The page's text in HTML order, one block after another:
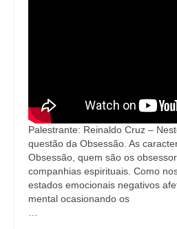
Palestrante: Reinaldo Cruz –
questão da Obsessão. As
Obsessão, quem são os
companhias espirituais. Como
estados emocionais negativos
mental ocasionando os
…